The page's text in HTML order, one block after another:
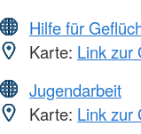
Hilfe für
Karte: Link zur
Jugendarbeit
Karte: Link zur